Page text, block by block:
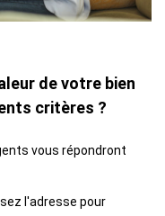
de votre bien
critères ?
vous répondront
l'adresse pour